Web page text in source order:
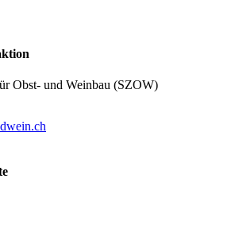
Obst- und Weinbau (SZOW)